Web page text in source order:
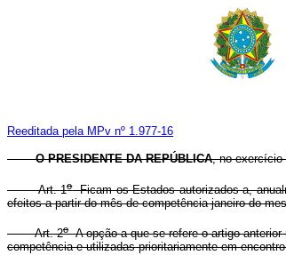
Reeditada pela MPv nº 1.977-16
O PRESIDENTE DA REPÚBLICA, no exercício
Art. 1oFicam os Estados autorizados a,
efeitos a partir do mês de competência janeiro do
Art. 2oA opção a que se refere o artigo anterior
competência e utilizadas prioritariamente em